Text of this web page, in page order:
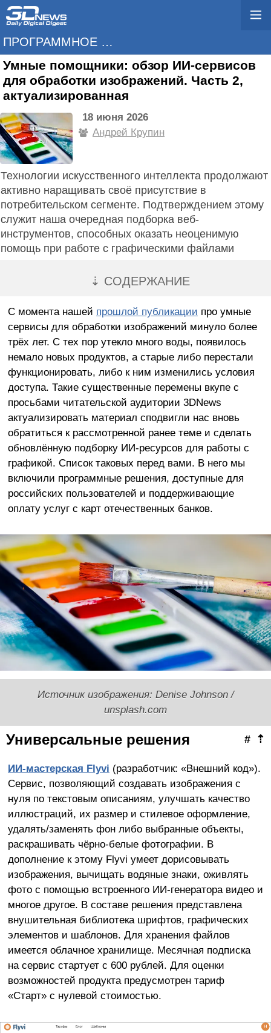
ПРОГРАММНОЕ ОБЕСПЕЧЕНИЕ
Умные помощники: обзор ИИ-сервисов
для обработки изображений. Часть 2,
актуализированная
18 июня 2026
Андрей Крупин
Технологии искусственного интеллекта продолжают
активно наращивать своё присутствие в
потребительском сегменте. Подтверждением этому
служит наша очередная подборка веб-
инструментов, способных оказать неоценимую
помощь при работе с графическими файлами
⇣ СОДЕРЖАНИЕ
С момента нашей прошлой публикации про умные
сервисы для обработки изображений минуло более
трёх лет. С тех пор утекло много воды, появилось
немало новых продуктов, а старые либо перестали
функционировать, либо к ним изменились условия
доступа. Такие существенные перемены вкупе с
просьбами читательской аудитории 3DNews
актуализировать материал сподвигли нас вновь
обратиться к рассмотренной ранее теме и сделать
обновлённую подборку ИИ-ресурсов для работы с
графикой. Список таковых перед вами. В него мы
включили программные решения, доступные для
российских пользователей и поддерживающие
оплату услуг с карт отечественных банков.
Источник изображения: Denise Johnson /
unsplash.com
⇡
#
Универсальные решения
ИИ-мастерская Flyvi (разработчик: «Внешний код»).
Сервис, позволяющий создавать изображения с
нуля по текстовым описаниям, улучшать качество
иллюстраций, их размер и стилевое оформление,
удалять/заменять фон либо выбранные объекты,
раскрашивать чёрно-белые фотографии. В
дополнение к этому Flyvi умеет дорисовывать
изображения, вычищать водяные знаки, оживлять
фото с помощью встроенного ИИ-генератора видео и
многое другое. В составе решения представлена
внушительная библиотека шрифтов, графических
элементов и шаблонов. Для хранения файлов
имеется облачное хранилище. Месячная подписка
на сервис стартует с 600 рублей. Для оценки
возможностей продукта предусмотрен тариф
«Старт» с нулевой стоимостью.